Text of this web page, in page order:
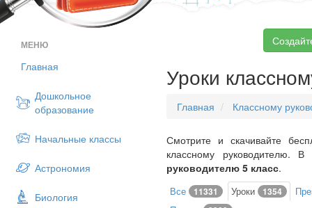
МЕНЮ
Главная
Дошкольное
образование
Начальные классы
Астрономия
Биология
Уроки
Главная Классному
Смотрите и скачивайте
классному
руководителю 5 класс.
Все 11331 Уроки 1354